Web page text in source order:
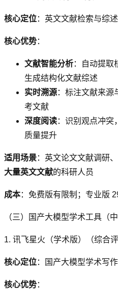
核心定位：英文文献检索与综
核心优势：
文献智能分析：自动提取
生成结构化文献综述
实时溯源：标注文献来源
考文献
深度阅读：识别观点冲突
质量提升
适用场景：英文论文文献调研
大量英文文献的科研人员
成本：免费版有限制；专业版
（三）国产大模型学术工具（
1. 讯飞星火（学术版）（综合评
核心定位：国产大模型学术写
核心优势：